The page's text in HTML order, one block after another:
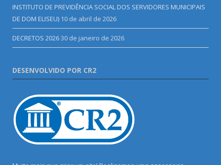
INSTITUTO DE PREVIDÊNCIA SOCIAL DOS SERVIDORES MUNICIPAIS
DE DOM ELISEU) 10 de abril de 2026
DECRETOS 202630 de janeiro de 2026
DESENVOLVIDO POR CR2